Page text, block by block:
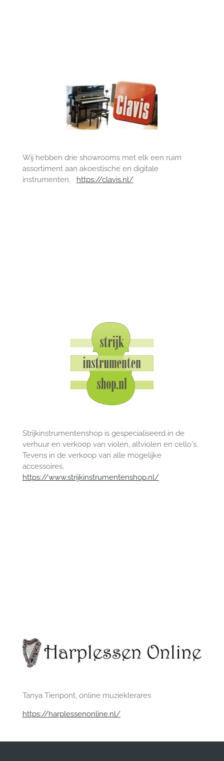
Wij hebben drie showrooms met elk een ruim
assortiment aan akoestische en digitale
instrumenten. https://clavis.nl/
Strijkinstrumentenshop is gespecialiseerd in de
verhuur en verkoop van violen, altviolen en cello's.
Tevens in de verkoop van alle mogelijke
accessoires.
https://www.strijkinstrumentenshop.nl/
Tanya Tienpont, online muzieklerares
https://harplessenonline.nl/